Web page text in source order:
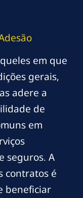
em que
gerais,
adere a
de
em
seguros. A
contratos é
beneficiar